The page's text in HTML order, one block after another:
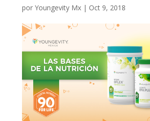
por Youngevity Mx| Oct 9, 2018